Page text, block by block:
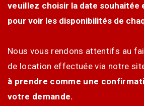
veuillez choisir la date souhaitée
pour voir les disponibilités de
Nous vous rendons attentifs au
de location effectuée via notre
à prendre comme une
votre demande.